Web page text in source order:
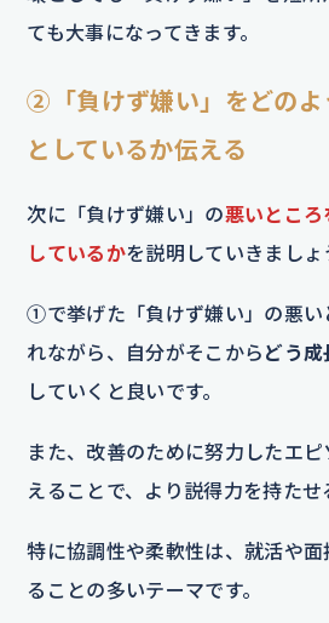
ても大事になってきます。
②「負けず嫌い」をどのよ
としているか伝える
次に「負けず嫌い」の悪いところ
しているかを説明していきましょ
①で挙げた「負けず嫌い」の悪い
れながら、自分がそこから どう
していくと良いです。
また、改善のために努力したエ
えることで、より説得力を持たせ
特に協調性や柔軟性は、就活や
ることの多いテーマです。